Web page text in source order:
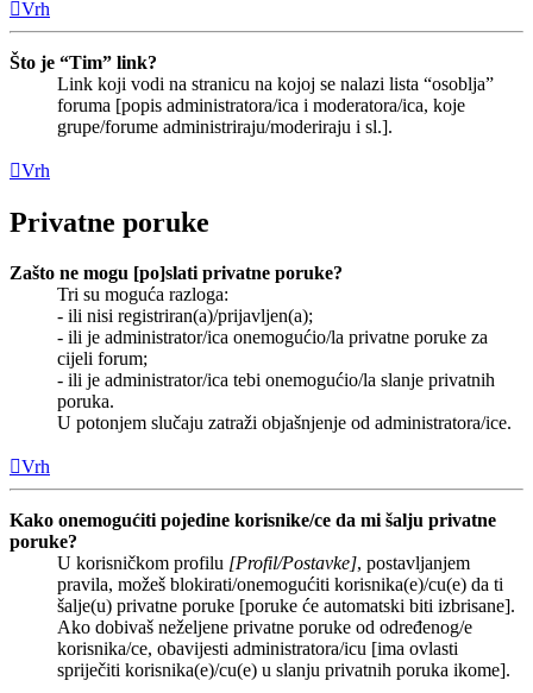
Vrh
Što je “Tim” link?
Link koji vodi na stranicu na kojoj se nalazi lista “osoblja”
foruma [popis administratora/ica i moderatora/ica, koje
grupe/forume administriraju/moderiraju i sl.].
Vrh
Privatne poruke
Zašto ne mogu [po]slati privatne poruke?
Tri su moguća razloga:
- ili nisi registriran(a)/prijavljen(a);
- ili je administrator/ica onemogućio/la privatne poruke za
cijeli forum;
- ili je administrator/ica tebi onemogućio/la slanje privatnih
poruka.
U potonjem slučaju zatraži objašnjenje od administratora/ice.
Vrh
Kako onemogućiti pojedine korisnike/ce da mi šalju privatne
poruke?
U korisničkom profilu [Profil/Postavke], postavljanjem
pravila, možeš blokirati/onemogućiti korisnika(e)/cu(e) da ti
šalje(u) privatne poruke [poruke će automatski biti izbrisane].
Ako dobivaš neželjene privatne poruke od određenog/e
korisnika/ce, obavijesti administratora/icu [ima ovlasti
spriječiti korisnika(e)/cu(e) u slanju privatnih poruka ikome].